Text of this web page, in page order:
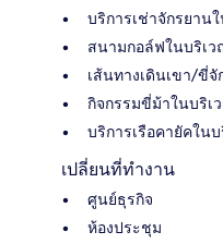
บริการเช่าจักรยาน
สนามกอล์ฟในบริเว
เส้นทางเดินเขา/ขี่
กิจกรรมขี่ม้าในบริเ
บริการเรือคายัคใน
เปลี่ยนที่ทำงาน
ศูนย์ธุรกิจ
ห้องประชุม